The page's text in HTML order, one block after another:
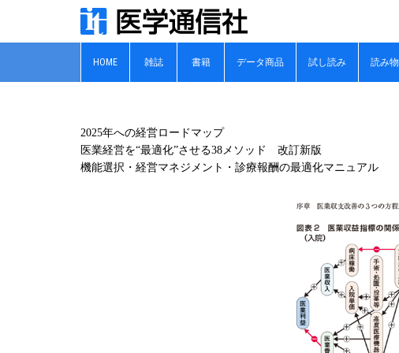
HOME 雑誌 書籍 データ商品 試し読み 読み物
2025年への経営ロードマップ
医業経営を“最適化”させる38メソッド 改訂新版
機能選択・経営マネジメント・診療報酬の最適化マニュアル